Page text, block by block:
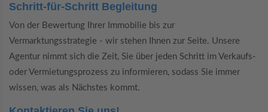
Schritt-für-Schritt Begleitung
Von der Bewertung Ihrer Immobilie bis zur
Vermarktungsstrategie - wir stehen Ihnen zur Seite. Unsere
Agentur nimmt sich die Zeit, Sie über jeden Schritt im Verkaufs-
oder Vermietungsprozess zu informieren, sodass Sie immer
wissen, was als Nächstes kommt.